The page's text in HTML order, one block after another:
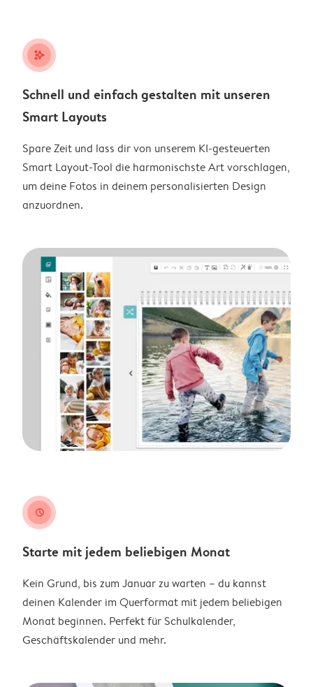
stars_plus
Schnell und einfach gestalten mit unseren
Smart Layouts
Spare Zeit und lass dir von unserem KI-gesteuerten
Smart Layout-Tool die harmonischste Art vorschlagen,
um deine Fotos in deinem personalisierten Design
anzuordnen.
clock
Starte mit jedem beliebigen Monat
Kein Grund, bis zum Januar zu warten – du kannst
deinen Kalender im Querformat mit jedem beliebigen
Monat beginnen. Perfekt für Schulkalender,
Geschäftskalender und mehr.